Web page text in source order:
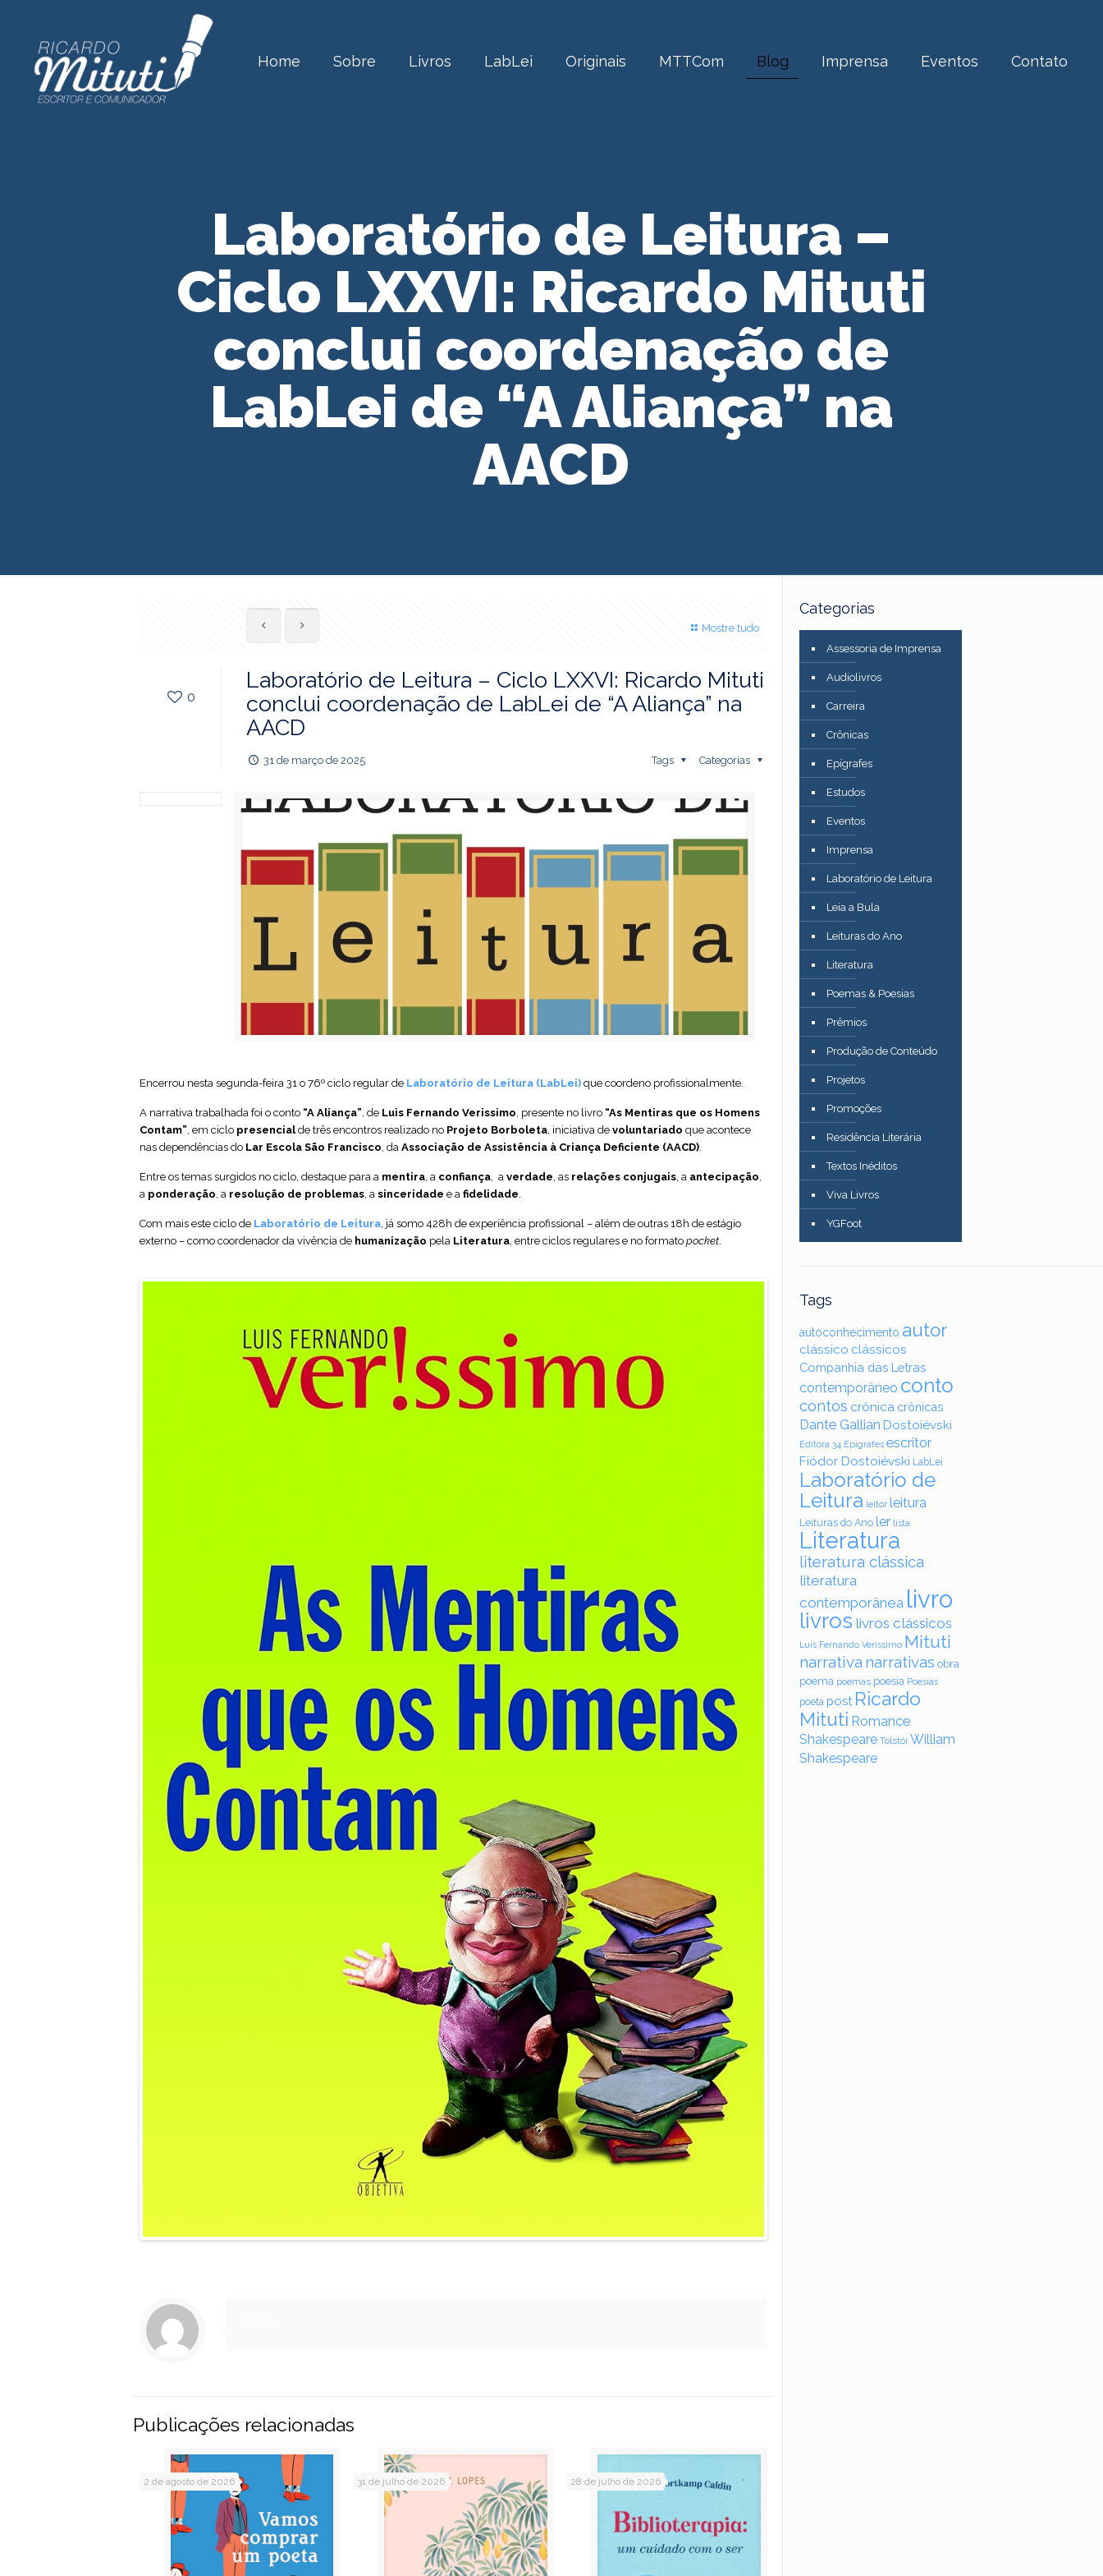
Home Sobre Livros LabLei Originais MTTCom Blog Imprensa Eventos Contato
Laboratório de Leitura –
Ciclo LXXVI: Ricardo Mituti
conclui coordenação de
LabLei de “A Aliança” na
AACD
Mostre tudo
0
Laboratório de Leitura – Ciclo LXXVI: Ricardo Mituti
conclui coordenação de LabLei de “A Aliança” na
AACD
31 de março de 2025 Categorias
Tags
Encerrou nesta segunda-feira 31 o 76º ciclo regular de Laboratório de Leitura (LabLei) que coordeno profissionalmente.
A narrativa trabalhada foi o conto “A Aliança” , de Luis Fernando Verissimo , presente no livro “As Mentiras que os Homens
Contam” , em ciclo presencialde três encontros realizado no Projeto Borboleta, iniciativa de voluntariado que acontece
nas dependências do Lar Escola São Francisco , da Associação de Assistência à Criança Deficiente (AACD).
Entre os temas surgidos no ciclo, destaque para a mentira, a confiança, a verdade , as relações conjugais, a antecipação
a ponderação , a resolução de problemas, a sinceridade e a fidelidade
Com mais este ciclo de Laboratório de Leitura, já somo 428h de experiência profissional – além de outras 18h de estágio
externo – como coordenador da vivência de humanização pela Literatura, entre ciclos regulares e no formato pocket.
Publicações relacionadas
2 de agosto de 2026 31 de julho de 2026 28 de julho de 2026
Categorias
Assessoria de Imprensa
Audiolivros
Carreira
Crônicas
Epígrafes
Estudos
Eventos
Imprensa
Laboratório de Leitura
Leia a Bula
Leituras do Ano
Literatura
Poemas & Poesias
Prêmios
Produção de Conteúdo
Projetos
Promoções
Residência Literária
Textos Inéditos
Viva Livros
YGFoot
Tags
autoconhecimento autor
clássico clássicos
Companhia das Letras
contemporâneo conto
contos crônica crônicas
Dante Gallian Dostoiévski
Editora 34 Epígrafes escritor
Fiódor Dostoiévski LabLei
Laboratório de
Leitura leitor leitura
Leituras do Ano ler lista
Literatura
literatura clássica
literatura
contemporânea livro
livros livros clássicos
Luis Fernando Veríssimo Mituti
narrativa narrativas obra
poema poemas poesia Poesias
poeta post Ricardo
Mituti Romance
Shakespeare Tolstói William
Shakespeare